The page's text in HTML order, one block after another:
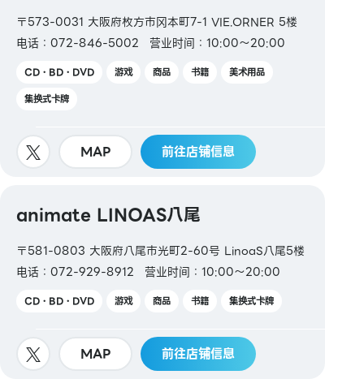
〒573-0031 大阪府枚方市冈本町7-1 VIE.ORNER 5楼
电话：072-846-5002
营业时间：10:00～20:00
CD・BD・DVD 游戏 商品 书籍
美术用品
集换式卡牌
MAP 前往店铺信息
animate LINOAS八尾
〒581-0803 大阪府八尾市光町2-60号 LinoaS八尾5楼
电话：072-929-8912
营业时间：10:00～20:00
CD・BD・DVD 游戏 商品 书籍 集换式卡牌
MAP 前往店铺信息